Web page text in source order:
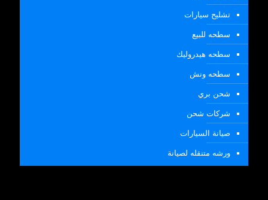
تشليح سيارات
سطحه للبيع
سطحه هيدروليك
سطحه ونش
شحن بري
شركات شحن
صيانة السيارات
ورشه متنقله لصيانة